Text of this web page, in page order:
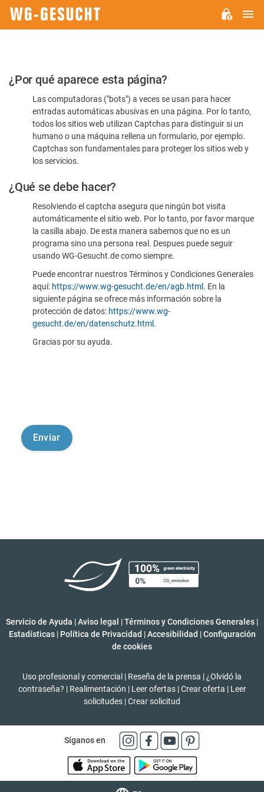
Por
favor,
confirme
humano
¿Por qué aparece esta página?
Las computadoras ("bots") a veces se usan para hacer
entradas automáticas abusivas en una página. Por lo tanto,
todos los sitios web utilizan Captchas para distinguir si un
humano o una máquina rellena un formulario, por ejemplo.
Captchas son fundamentales para proteger los sitios web y
los servicios.
¿Qué se debe hacer?
Resolviendo el captcha asegura que ningún bot visita
automáticamente el sitio web. Por lo tanto, por favor marque
la casilla abajo. De esta manera sabemos que no es un
programa sino una persona real. Despues puede seguir
usando WG-Gesucht.de como siempre.
Puede encontrar nuestros Términos y Condiciones Generales
aquí: https://www.wg-gesucht.de/en/agb.html . En la
siguiente página se ofrece más información sobre la
protección de datos: https://www.wg-
gesucht.de/en/datenschutz.html .
Gracias por su ayuda.
Servicio de Ayuda |Aviso legal |Términos y Condiciones Generales |
Estadísticas | Política de Privacidad | Accesibilidad | Configuración
de cookies
Uso profesional y comercial | Reseña de la prensa | ¿Olvidó la
contraseña? | Realimentación | Leer ofertas | Crear oferta | Leer
solicitudes |Crear solicitud
Síganos en